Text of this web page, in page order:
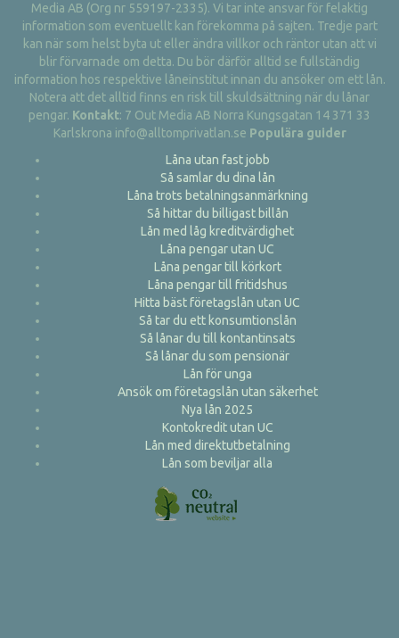
Media AB (Org nr 559197-2335). Vi tar inte ansvar för felaktig
information som eventuellt kan förekomma på sajten. Tredje part
kan när som helst byta ut eller ändra villkor och räntor utan att vi
blir förvarnade om detta. Du bör därför alltid se fullständig
information hos respektive låneinstitut innan du ansöker om ett lån.
Notera att det alltid finns en risk till skuldsättning när du lånar
pengar. Kontakt: 7 Out Media AB Norra Kungsgatan 14 371 33
Karlskrona info@alltomprivatlan.se Populära guider
Låna utan fast jobb
Så samlar du dina lån
Låna trots betalningsanmärkning
Så hittar du billigast billån
Lån med låg kreditvärdighet
Låna pengar utan UC
Låna pengar till körkort
Låna pengar till fritidshus
Hitta bäst företagslån utan UC
Så tar du ett konsumtionslån
Så lånar du till kontantinsats
Så lånar du som pensionär
Lån för unga
Ansök om företagslån utan säkerhet
Nya lån 2025
Kontokredit utan UC
Lån med direktutbetalning
Lån som beviljar alla